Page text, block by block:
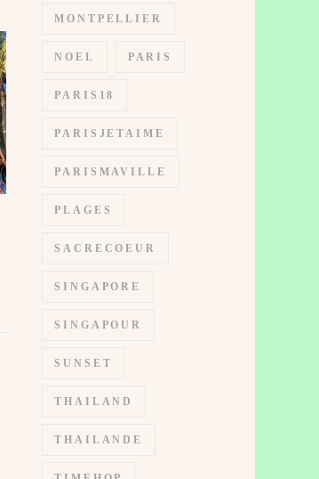
MONTPELLIER
NOEL PARIS
PARIS18
PARISJETAIME
PARISMAVILLE
PLAGES
SACRECOEUR
SINGAPORE
SINGAPOUR
SUNSET
THAILAND
THAILANDE